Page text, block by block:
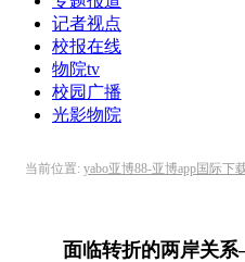
记者视点
校报在线
物院tv
校园广播
光影物院
当前位置: yabo亚博88-亚博app国际下
面临转折的两岸关